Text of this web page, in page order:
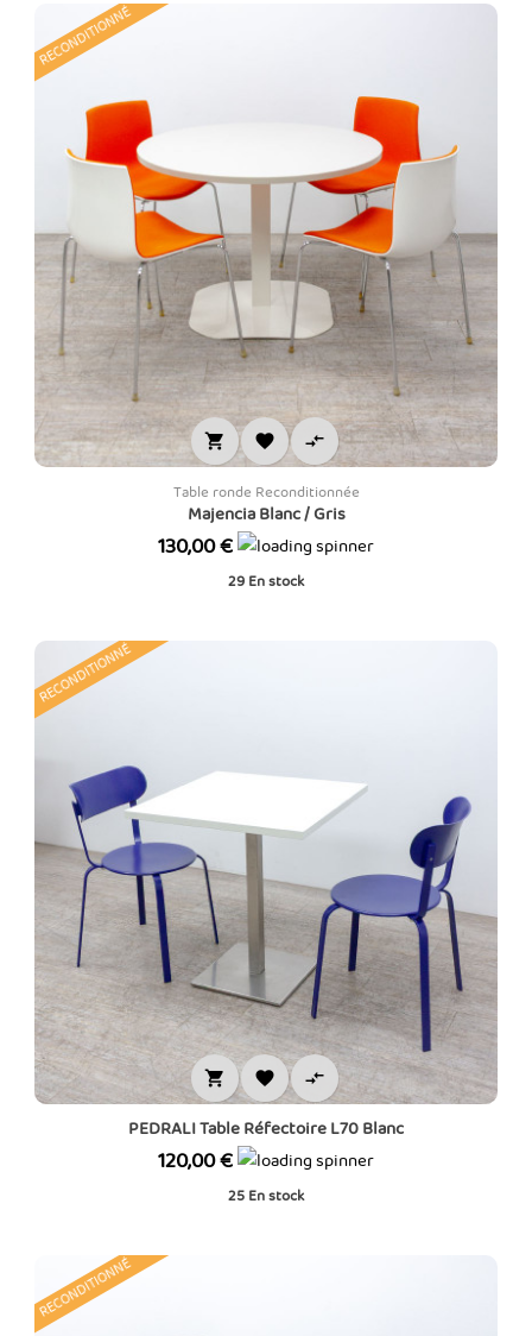
RECONDITIONNÉ
  
Table ronde Reconditionnée
Majencia Blanc / Gris
Prix
130,00 €
29 En stock
RECONDITIONNÉ
  
PEDRALI Table Réfectoire L70 Blanc
Prix
120,00 €
25 En stock
RECONDITIONNÉ